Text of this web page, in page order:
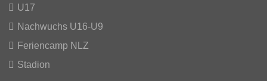
U17
Nachwuchs U16-U9
Feriencamp NLZ
Stadion